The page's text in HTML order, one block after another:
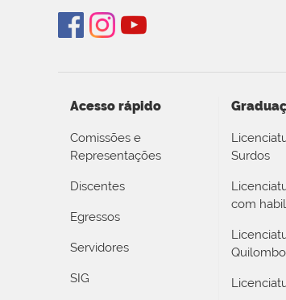
Acesso rápido
Comissões e
Representações
Discentes
Egressos
Servidores
SIG
Surdos
com